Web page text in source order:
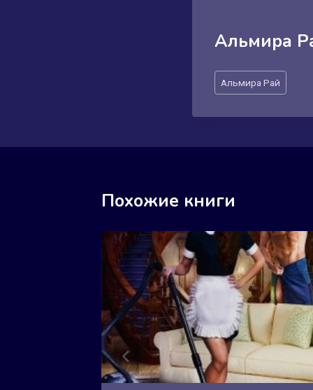
Альмира
Метки
записи:
Альмира Рай
Похожие книги